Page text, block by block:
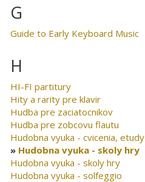
G
Guide to Early Keyboard Music
H
HI-FI partitury
Hity a rarity pre klavir
Hudba pre zaciatocnikov
Hudba pre zobcovu flautu
Hudobna vyuka - cvicenia, etudy
Hudobna vyuka - skoly hry
Hudobna vyuka - skoly hry
Hudobna vyuka - solfeggio